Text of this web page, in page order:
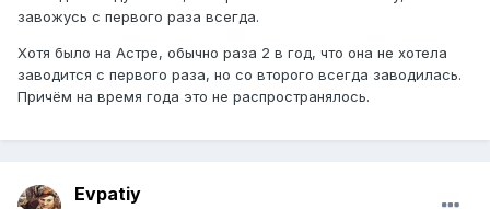
завожусь с первого раза всегда.
Хотя было на Астре, обычно раза 2 в год, что она не хотела
заводится с первого раза, но со второго всегда заводилась.
Причём на время года это не распространялось.
Evpatiy